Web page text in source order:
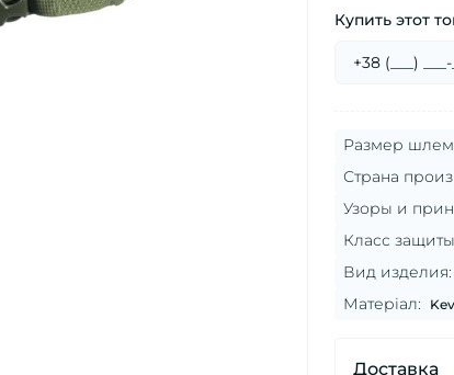
Купить этот
Размер
Страна
Узоры и
Класс
Вид изделия:
Матеріал:
Доставка